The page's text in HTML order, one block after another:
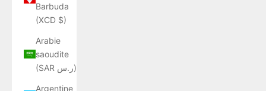
Barbuda
(XCD $)
Arabie
saoudite
(SAR ر.س)
Argentine